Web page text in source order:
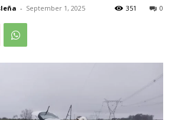
- September 1, 2025 0
351